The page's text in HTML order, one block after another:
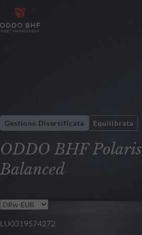
ODDO BHF Polaris
Balanced
Gestione Diversificata Equilibrata
LU0319574272